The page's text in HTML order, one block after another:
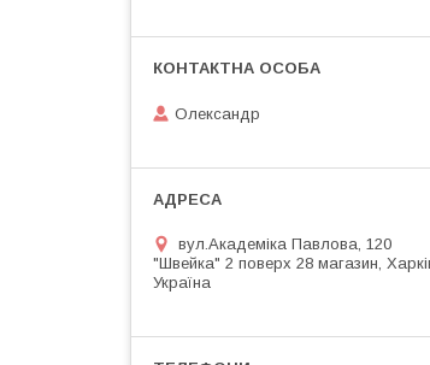
Олександр
вул.Академіка Павлова, 120
"Швейка" 2 поверх 28 магазин,
Україна